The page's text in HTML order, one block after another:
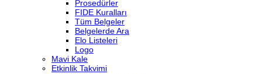
Prosedürler
FIDE Kuralları
Tüm Belgeler
Belgelerde Ara
Elo Listeleri
Logo
Mavi Kale
Etkinlik Takvimi